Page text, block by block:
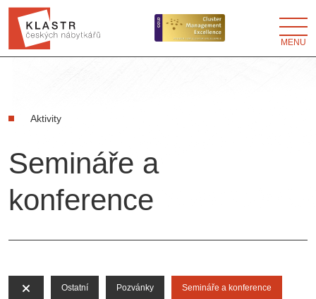
MENU
Aktivity
Semináře a
konference
Ostatní Pozvánky Semináře a konference